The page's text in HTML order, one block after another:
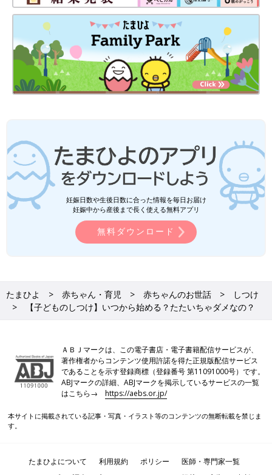
妊娠日数や生後日数に合った情報を毎日お届け
妊娠中から産後まで長く使える無料アプリ
無料ダウンロード
たまひよ 赤ちゃん・育児 赤ちゃんのお世話
しつけ
【子どものしつけ】いつから始める？たたいちゃダメなの？
ＡＢＪマークは、この電子書店・電子書籍配信サービスが、
著作権者からコンテンツ使用許諾を得た正規版配信サービス
であることを示す登録商標（登録番号 第11091000号）です。
ABJマークの詳細、ABJマークを掲示しているサービスの一覧
はこちら→https://aebs.or.jp/
本サイトに掲載されている記事・写真・イラスト等のコンテンツの無断転載を禁じま
す。
たまひよについて 利用規約 ポリシー
医師・専門家一覧